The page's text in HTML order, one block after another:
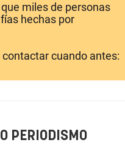
miles de personas
hechas por
cuando antes:
PERIODISMO